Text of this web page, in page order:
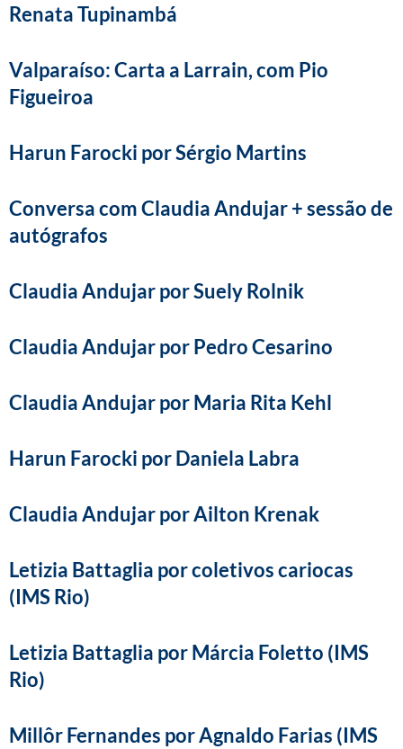
Renata Tupinambá
Valparaíso: Carta a Larrain, com Pio
Figueiroa
Harun Farocki por Sérgio Martins
Conversa com Claudia Andujar + sessão de
autógrafos
Claudia Andujar por Suely Rolnik
Claudia Andujar por Pedro Cesarino
Claudia Andujar por Maria Rita Kehl
Harun Farocki por Daniela Labra
Claudia Andujar por Ailton Krenak
Letizia Battaglia por coletivos cariocas
(IMS Rio)
Letizia Battaglia por Márcia Foletto (IMS
Rio)
Millôr Fernandes por Agnaldo Farias (IMS